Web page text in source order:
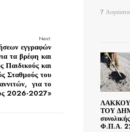
Next:
εγγραφών
τα βρέφη και
Παιδικούς και
Σταθμούς του
για το
2026-2027»
7
ΤΟΥ
Φ.Π.Α.